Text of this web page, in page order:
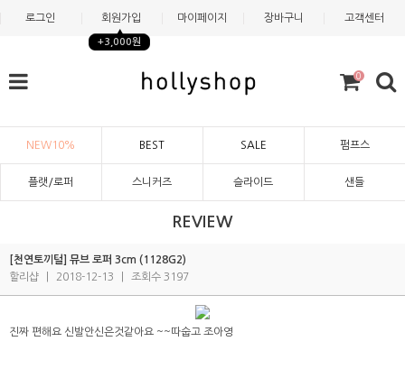
로그인 회원가입
+3,000원
마이페이지 장바구니 고객센터
0
NEW10% BEST SALE 펌프스
플랫/로퍼 스니커즈 슬라이드 샌들
REVIEW
[천연토끼털] 뮤브 로퍼 3cm (1128G2)
할리샵
2018-12-13 조회수 3197
진짜 편해요 신발안신은것같아요 ~~따숩고 조아영